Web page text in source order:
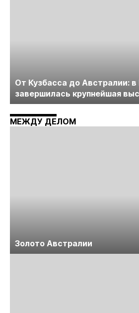
От Кузбасса до Австралии: в
завершилась крупнейшая
технологий «Недра России.
Майнинг»
МЕЖДУ ДЕЛОМ
Золото Австралии